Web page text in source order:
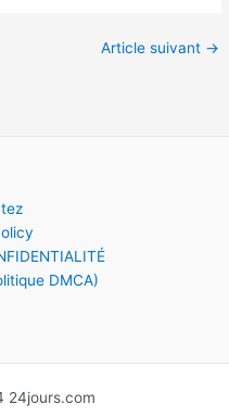
Article suivant →
DMCA)
24jours.com